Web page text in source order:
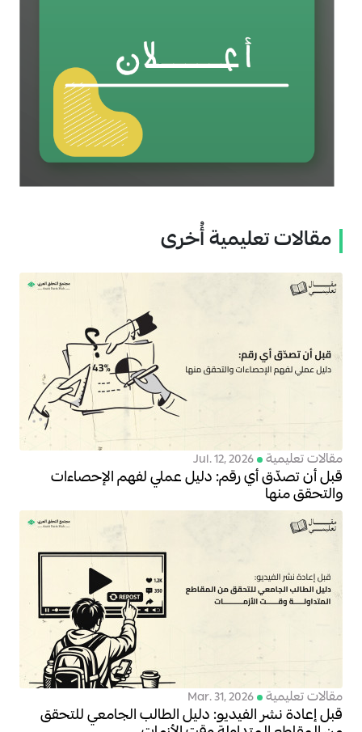
مقالات تعليمية أُخرى
مقالات تعليمية Jul. 12, 2026
قبل أن تصدّق أي رقم: دليل عملي لفهم الإحصاءات
والتحقق منها
مقالات تعليمية Mar. 31, 2026
قبل إعادة نشر الفيديو: دليل الطالب الجامعي للتحقق